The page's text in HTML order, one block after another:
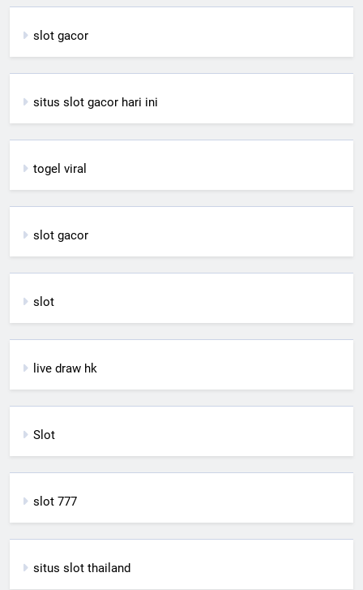
slot gacor
situs slot gacor hari ini
togel viral
slot gacor
slot
live draw hk
Slot
slot 777
situs slot thailand